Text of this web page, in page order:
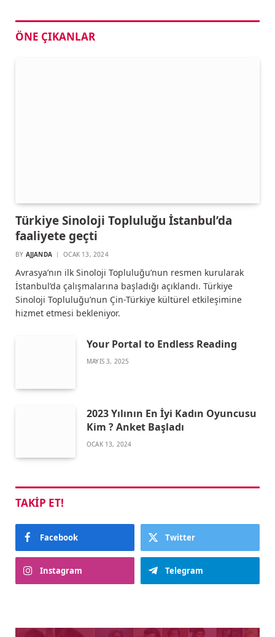
ÖNE ÇIKANLAR
Türkiye Sinoloji Topluluğu İstanbul’da
faaliyete geçti
BY AJJANDA OCAK 13, 2024
Avrasya’nın ilk Sinoloji Topluluğu’nun resmen kurularak
İstanbul’da çalışmalarına başladığı açıklandı. Türkiye
Sinoloji Topluluğu’nun Çin-Türkiye kültürel etkileşimine
hizmet etmesi bekleniyor.
Your Portal to Endless Reading
MAYIS 3, 2025
2023 Yılının En İyi Kadın Oyuncusu
Kim ? Anket Başladı
OCAK 13, 2024
TAKIP ET!
Facebook Twitter
Instagram Telegram